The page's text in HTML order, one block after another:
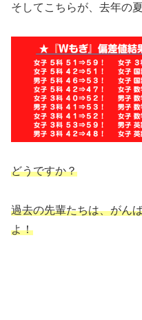
そしてこちらが、去年の
どうですか？
過去の先輩たちは、がん
よ！